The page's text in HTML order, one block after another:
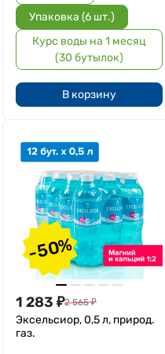
Упаковка (6 шт.)
Курс воды на 1 месяц
(30 бутылок)
В корзину
-50%
1 283 ₽2 565 ₽
Эксельсиор, 0,5 л, природ.
газ.